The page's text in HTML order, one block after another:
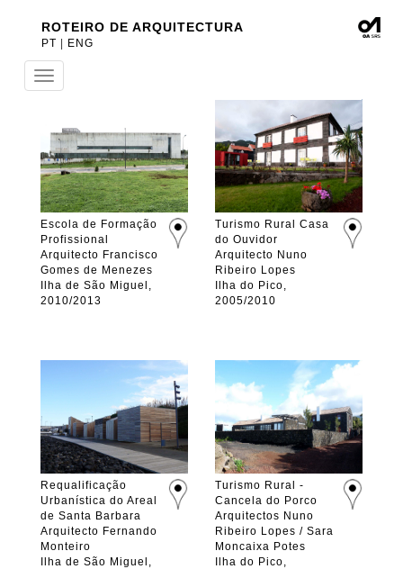
ROTEIRO DE ARQUITECTURA
PT ENG
Toggle
navigation
Escola de Formação
Profissional
Arquitecto Francisco
Gomes de Menezes
Ilha de São Miguel,
2010/2013
Turismo Rural Casa
do Ouvidor
Arquitecto Nuno
Ribeiro Lopes
Ilha do Pico,
2005/2010
Requalificação
Urbanística do Areal
de Santa Barbara
Arquitecto Fernando
Monteiro
Ilha de São Miguel,
Turismo Rural -
Cancela do Porco
Arquitectos Nuno
Ribeiro Lopes / Sara
Moncaixa Potes
Ilha do Pico,